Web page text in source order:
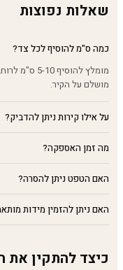
שאלות נפוצות
כמה ס"מ להוסיף לכל צד?
מומלץ
מושלם על הקיר.
על אילו קירות ניתן להדביק?
מה זמן האספקה?
האם הטפט ניתן להסרה?
האם ניתן להזמין מידות
כיצד להתקין את